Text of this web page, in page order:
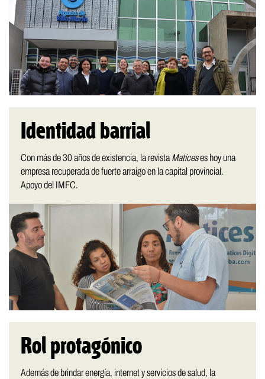
Identidad barrial
Con más de 30 años de existencia, la revistaMaticeses hoy una
empresa recuperada de fuerte arraigo en la capital provincial.
Apoyo del IMFC.
Rol protagónico
Además de brindar energía, internet y servicios de salud, la